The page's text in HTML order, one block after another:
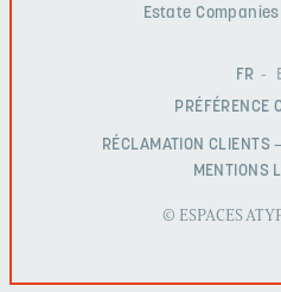
Estate
FR
PRÉFÉRENCE
RÉCLAMATION CLIENTS
MENTIONS
© ESPACES